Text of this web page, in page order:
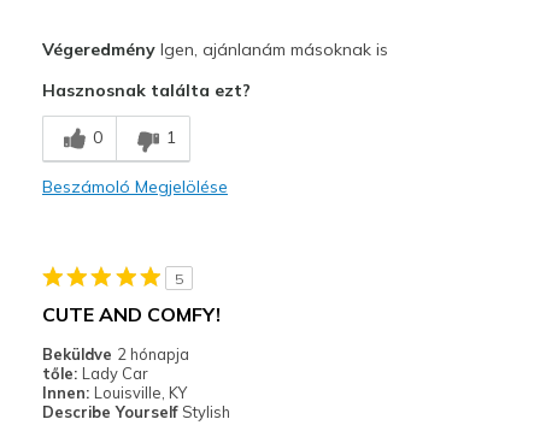
Legjobb használat
Casual Wear
Travel
Sizing
View On Shoes
Shoes are for Wearing
VégeredményIgen, ajánlanám másoknak is
Hasznosnak találta ezt?
0 1
Beszámoló Megjelölése
5
CUTE AND COMFY!
Beküldve 2 hónapja
tőle: Lady Car
Innen: Louisville, KY
Describe Yourself Stylish